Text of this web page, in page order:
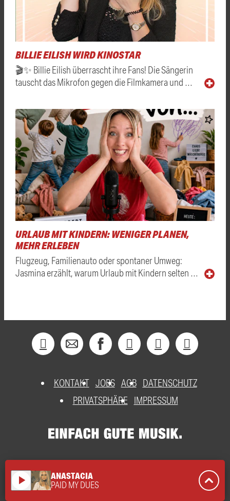
BILLIE EILISH WIRD KINOSTAR
🎬✨ Billie Eilish überrascht ihre Fans! Die Sängerin
tauscht das Mikrofon gegen die Filmkamera und …
URLAUB MIT KINDERN: WENIGER PLANEN,
MEHR ERLEBEN
Flugzeug, Familienauto oder spontaner Umweg:
Jasmina erzählt, warum Urlaub mit Kindern selten …
KONTAKT JOBS AGB DATENSCHUTZ
PRIVATSPHÄRE
IMPRESSUM
play_arrow ANASTACIA
PAID MY DUES